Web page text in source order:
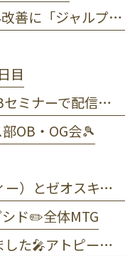
ジャルプロ新規導入🤩たるみ改善に「ジャルプロ・スーパーハイドロ」💉目元のくま・小じわに「ジャルプロヤングアイ」👀
目
スタッフと一緒にニキビWEBセミナーで配信しました☺️
OB・OG会🎾
化粧品説明会🧴At.（エーティー）とゼオスキンヘルス
ド✏️全体MTG
デュピクセント の講演をしました🎤アトピー性皮膚炎